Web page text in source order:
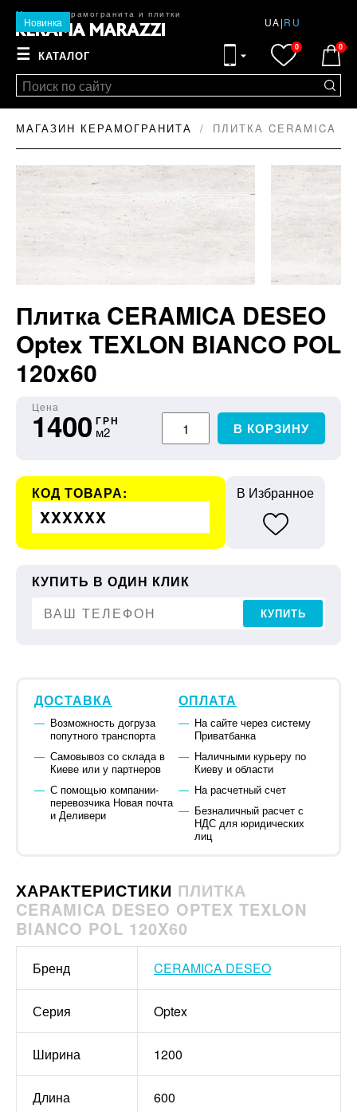
Магазин керамогранита и плитки
UA|RU
☰ КАТАЛОГ
0 0
МАГАЗИН КЕРАМОГРАНИТА ПЛИТКА CERAMICA
Новинка
Плитка CERAMICA DESEO
Optex TEXLON BIANCO POL
120x60
Цена
1400 ГРН
м2 В КОРЗИНУ
КОД ТОВАРА:
XXXXXX
В Избранное
КУПИТЬ В ОДИН КЛИК
КУПИТЬ
ДОСТАВКА
Возможность догруза
попутного транспорта
Самовывоз со склада в
Киеве или у партнеров
С помощью компании-
перевозчика Новая почта
и Деливери
ОПЛАТА
На сайте через систему
Приватбанка
Наличными курьеру по
Киеву и области
На расчетный счет
Безналичный расчет с
НДС для юридических
лиц
ХАРАКТЕРИСТИКИ ПЛИТКА
CERAMICA DESEO OPTEX TEXLON
BIANCO POL 120X60
Бренд CERAMICA DESEO
Серия Optex
Ширина 1200
Длина 600